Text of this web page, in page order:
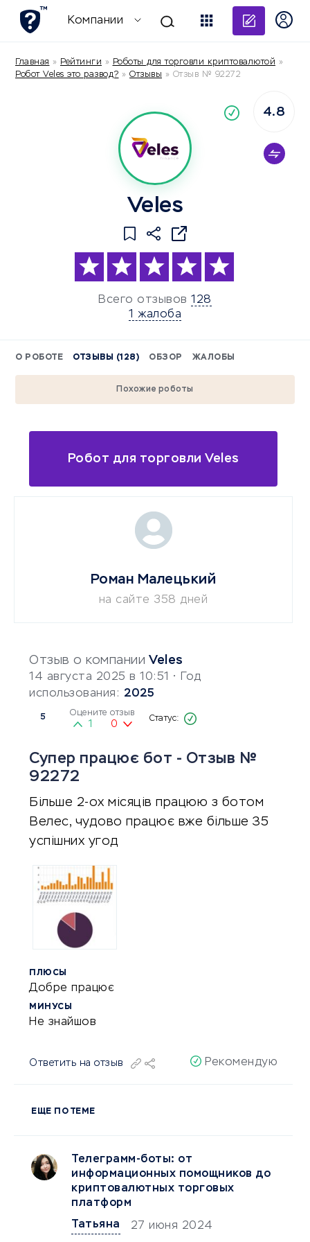
Компании
Главная » Рейтинги » Роботы для торговли криптовалютой »
Робот Veles это развод? » Отзывы » Отзыв № 92272
Veles
Всего отзывов 128
1 жалоба
4.8
О РОБОТЕ ОТЗЫВЫ (128) ОБЗОР ЖАЛОБЫ
Похожие роботы
Робот для торговли Veles
Отзыв о компании Veles
14 августа 2025 в 10:51 • Год
использования: 2025
5 Оцените отзыв
1 0
Супер працює бот - Отзыв №
92272
Більше 2-ох місяців працюю з ботом
Велес, чудово працює вже більше 35
успішних угод
ПЛЮСЫ
Добре працює
МИНУСЫ
Не знайшов
Ответить на отзыв Рекомендую
ЕЩЕ ПО ТЕМЕ
Телеграмм-боты: от
информационных помощников до
криптовалютных торговых
платформ
Татьяна
27 июня 2024
Роман Малецький
на сайте 358 дней